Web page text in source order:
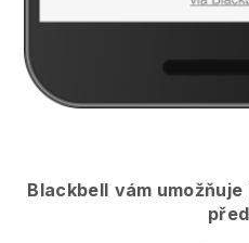
Blackbell vám